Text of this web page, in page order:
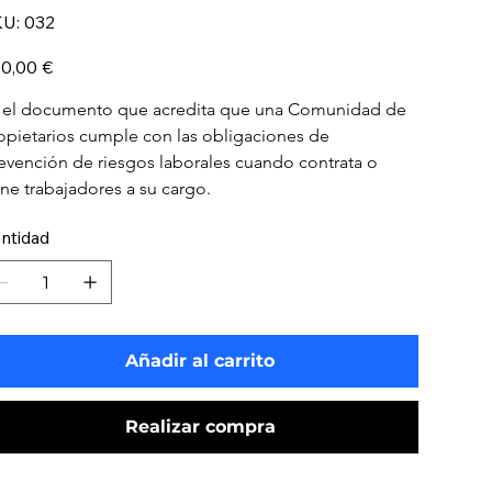
032
032
€
el documento que acredita que una Comunidad de
cumple con las obligaciones de
de riesgos laborales cuando contrata o
trabajadores a su cargo.
Añadir al carrito
Realizar compra